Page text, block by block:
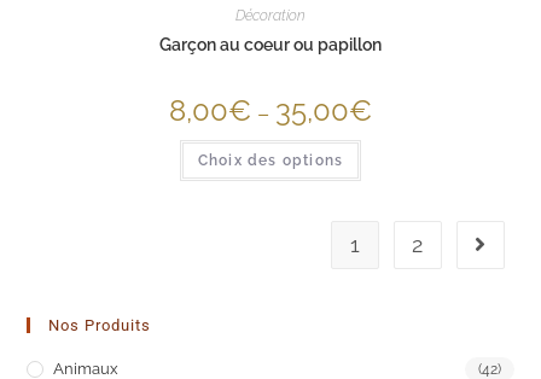
Décoration
Garçon au coeur ou papillon
8,00€ – 35,00€
Choix des options
1 2
Nos Produits
Animaux (42)